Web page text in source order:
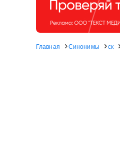
Главная Синонимы ск